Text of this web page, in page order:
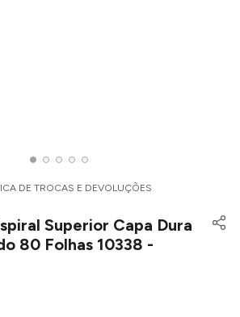
DE TROCAS E DEVOLUÇÕES
Superior Capa Dura
80 Folhas 10338 -